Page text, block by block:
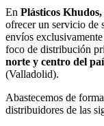
En Plásticos
ofrecer un servicio de
envíos
foco de distribución
norte y centro del
(Valladolid).
Abastecemos de
distribuidores de las